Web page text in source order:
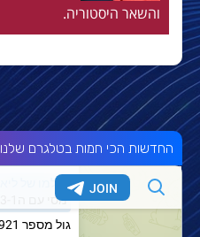
והשאר היסטוריה.
החדשות הכי חמות בטלגרם שלנו